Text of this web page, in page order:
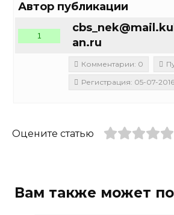
Автор публикации
an.ru
1
Комментарии: 0
Регистрация: 05-07-2016
Оцените статью
Вам также может